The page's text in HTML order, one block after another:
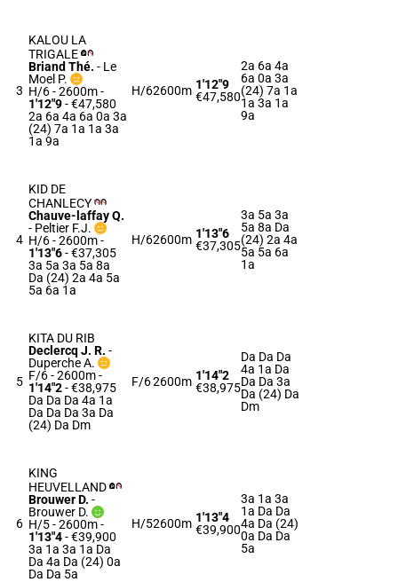
3
KALOU LA
TRIGALE
Briand Thé. - Le
Moel P.
H/6 - 2600m-
1'12"9- €47,580
2a 6a 4a 6a 0a 3a
(24) 7a 1a 1a 3a
1a 9a
H/62600m 1'12"9
€47,580
2a 6a 4a
6a 0a 3a
(24) 7a 1a
1a 3a 1a
9a
4
KID DE
CHANLECY
Chauve-laffay Q.
- Peltier F.J.
H/6 - 2600m-
1'13"6- €37,305
3a 5a 3a 5a 8a
Da (24) 2a 4a 5a
5a 6a 1a
H/62600m 1'13"6
€37,305
3a 5a 3a
5a 8a Da
(24) 2a 4a
5a 5a 6a
1a
5
KITA DU RIB
Declercq J. R. -
Duperche A.
F/6 - 2600m-
1'14"2- €38,975
Da Da Da 4a 1a
Da Da Da 3a Da
(24) Da Dm
F/62600m 1'14"2
€38,975
Da Da Da
4a 1a Da
Da Da 3a
Da (24) Da
Dm
6
KING
HEUVELLAND
Brouwer D. -
Brouwer D.
H/5 - 2600m-
1'13"4- €39,900
3a 1a 3a 1a Da
Da 4a Da (24) 0a
Da Da 5a
H/52600m 1'13"4
€39,900
3a 1a 3a
1a Da Da
4a Da (24)
0a Da Da
5a